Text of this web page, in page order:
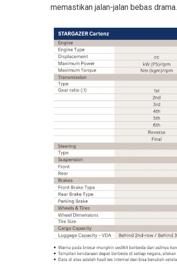
memastikan jalan-jalan bebas drama.